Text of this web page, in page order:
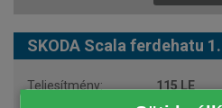
SKODA Scala ferdehatu
115 LE
benzin